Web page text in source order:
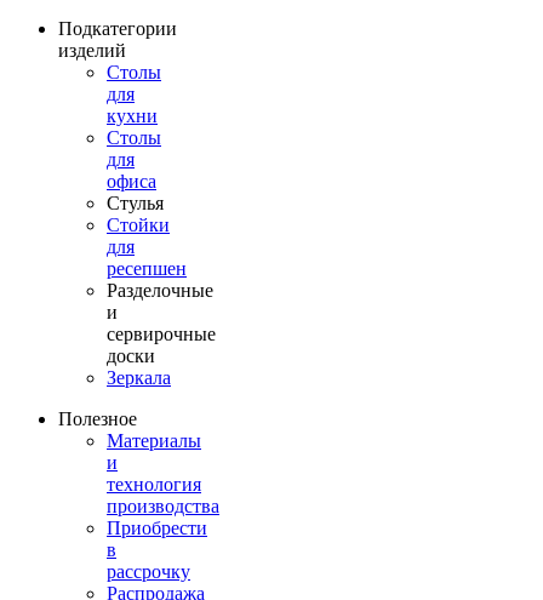
Подкатегории
изделий
Столы
для
кухни
Столы
для
офиса
Стулья
Стойки
для
ресепшен
Разделочные
и
сервирочные
доски
Зеркала
Полезное
Материалы
и
технология
производства
Приобрести
в
рассрочку
Распродажа